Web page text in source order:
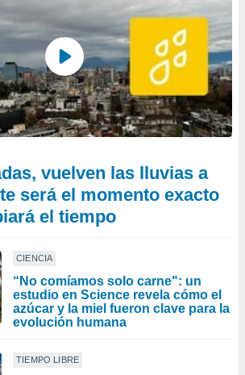
vuelven las lluvias a
será el momento exacto
el tiempo
CIENCIA
“No comíamos solo carne": un
estudio en Science revela cómo el
azúcar y la miel fueron clave para la
evolución humana
TIEMPO LIBRE